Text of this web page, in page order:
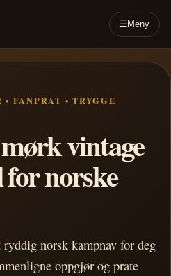
☰ Meny
FANPRAT • TRYGGE
vintage
norske
norsk kampnav for deg
oppgjør og prate